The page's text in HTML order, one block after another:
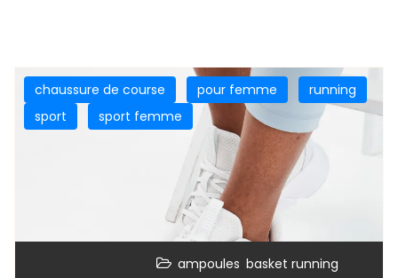
chaussure de course pour femme
running
sport
sport femme
ampoules basket running